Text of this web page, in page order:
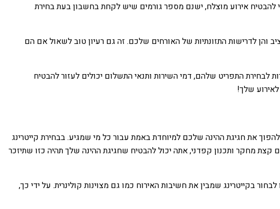
להבטיח אירוע מוצלח, ישנם מספר גורמים שיש לקחת בחשבון בעת בחירת
והן לדרישות התזונתיות של האורחים שלכם. זה גם רעיון טוב לשאול אם הם
לבחירת התפריט שלהם, דמי השירות ותנאי התשלום יכולים לעזור להבטיח
שלך!
להפוך את חגיגת ההינה שלכם למיוחדת באמת עבור כל מי שמגיע. בבחירת קייטרינג
מחקר ותכנון קפדני, אתה יכול להבטיח שחגיגת ההינה שלך תהיה כזו שתיזכר
בקייטרינג שמבין את חשיבות האירוח כמו גם מצוינות קולינרית. על ידי כך,